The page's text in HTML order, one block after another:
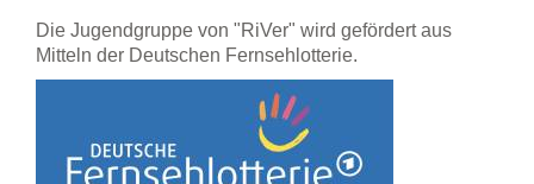
Die Jugendgruppe von "RiVer" wird gefördert aus
Mitteln der Deutschen Fernsehlotterie.